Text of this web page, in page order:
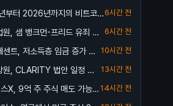
부터 2026년까지의 비트코인 6시간 전
원, 샘 뱅크먼-프리드 유죄 확
6시간 전
센트, 저소득층 임금 증가 발
10시간 전
원, CLARITY 법안 일정 제
13시간 전
X, 9억 주 주식 매도 가능해 14시간 전